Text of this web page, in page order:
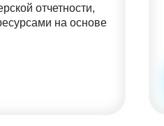
отчетности,
на основе